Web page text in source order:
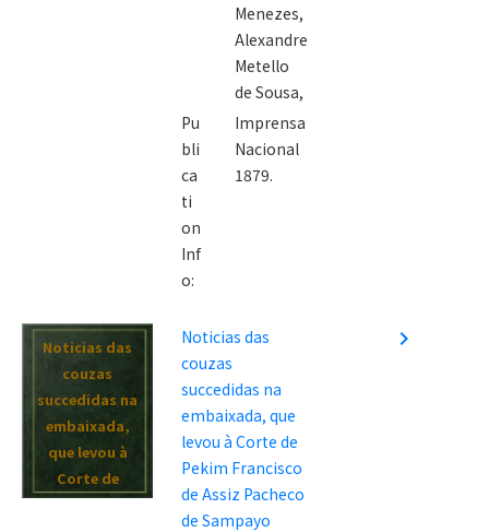
Menezes,
Alexandre
Metello
de Sousa,
Pu
bli
ca
ti
on
Inf
o:
Imprensa
Nacional
1879.
Noticias das
couzas
succedidas na
embaixada,
que levou à
Corte de
Pekim
Noticias das
couzas
succedidas na
embaixada, que
levou à Corte de
Pekim Francisco
de Assiz Pacheco
de Sampayo
navigate_next